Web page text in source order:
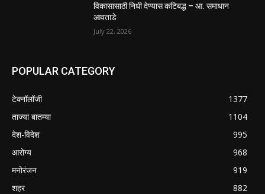
विकासासाठी निधी देण्यास कटिबद्ध – आ. समाधान
आवताडे
July 22, 2026
POPULAR CATEGORY
टेक्नॉलॉजी
1377
ताज्या बातम्या
1104
देश-विदेश
995
आरोग्य
968
मनोरंजन
919
शहर
882